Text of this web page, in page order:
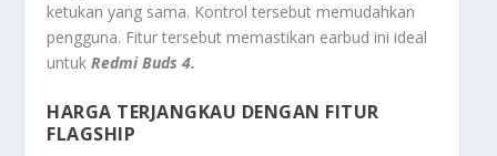
ketukan yang sama. Kontrol tersebut memudahkan
pengguna. Fitur tersebut memastikan earbud ini ideal
untukRedmi Buds 4.
HARGA TERJANGKAU DENGAN FITUR
FLAGSHIP